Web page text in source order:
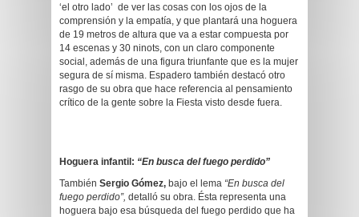
‘el otro lado’ de ver las cosas con los ojos de la
comprensión y la empatía, y que plantará una hoguera
de 19 metros de altura que va a estar compuesta por
14 escenas y 30 ninots, con un claro componente
social, además de una figura triunfante que es la mujer
segura de sí misma. Espadero también destacó otro
rasgo de su obra que hace referencia al pensamiento
crítico de la gente sobre la Fiesta visto desde fuera.
Hoguera infantil: “En busca del fuego perdido”
También Sergio Gómez, bajo el lema “En busca del
fuego perdido”, detalló su obra. Ésta representa una
hoguera bajo esa búsqueda del fuego perdido que ha